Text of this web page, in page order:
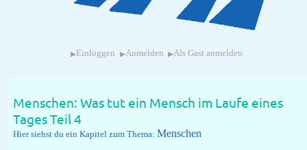
▸ Einloggen ▸Anmelden ▸Als Gast anmelden
Menschen: Was tut ein Mensch im Laufe eines
Tages Teil 4
Hier siehst du ein Kapitel zum Thema: Menschen